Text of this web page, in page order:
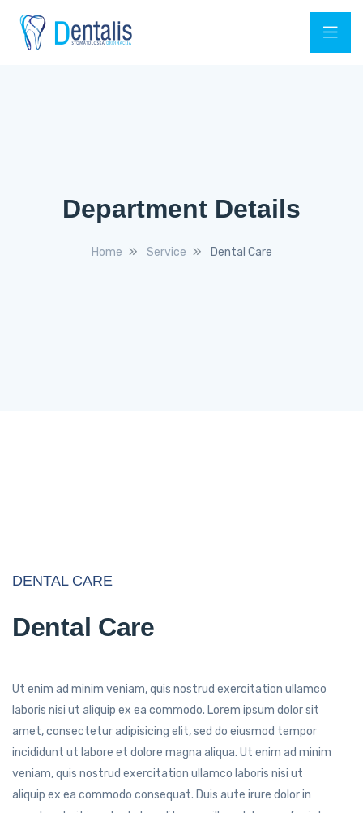
Department Details
Home Service Dental Care
DENTAL CARE
Dental Care
Ut enim ad minim veniam, quis nostrud exercitation ullamco
laboris nisi ut aliquip ex ea commodo. Lorem ipsum dolor sit
amet, consectetur adipisicing elit, sed do eiusmod tempor
incididunt ut labore et dolore magna aliqua. Ut enim ad minim
veniam, quis nostrud exercitation ullamco laboris nisi ut
aliquip ex ea commodo consequat. Duis aute irure dolor in